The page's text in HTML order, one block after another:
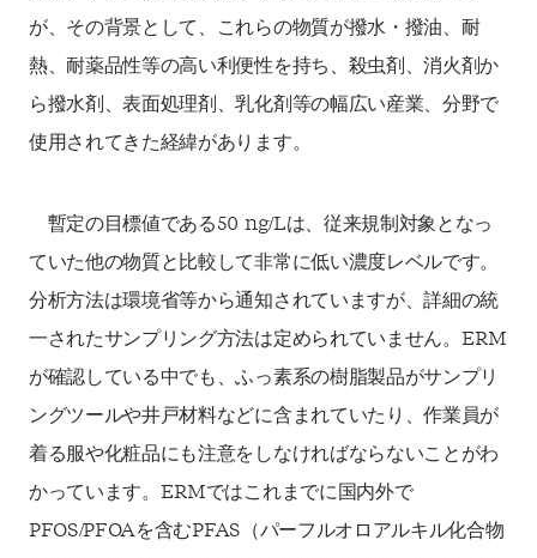
が、その背景として、これらの物質が撥水・撥油、耐
熱、耐薬品性等の高い利便性を持ち、殺虫剤、消火剤か
ら撥水剤、表面処理剤、乳化剤等の幅広い産業、分野で
使用されてきた経緯があります。
暫定の目標値である50 ng/Lは、従来規制対象となっ
ていた他の物質と比較して非常に低い濃度レベルです。
分析方法は環境省等から通知されていますが、詳細の統
一されたサンプリング方法は定められていません。ERM
が確認している中でも、ふっ素系の樹脂製品がサンプリ
ングツールや井戸材料などに含まれていたり、作業員が
着る服や化粧品にも注意をしなければならないことがわ
かっています。ERMではこれまでに国内外で
PFOS/PFOAを含むPFAS（パーフルオロアルキル化合物